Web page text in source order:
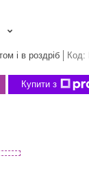
і в роздріб Код:
Купити з